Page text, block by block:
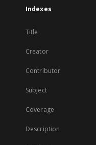
Indexes
Title
Creator
Contributor
Subject
Coverage
Description